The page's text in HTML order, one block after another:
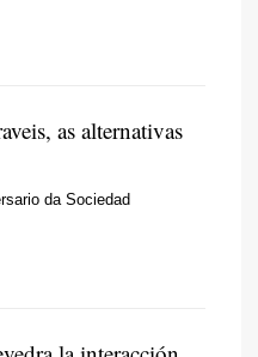
as alternativas
da Sociedad